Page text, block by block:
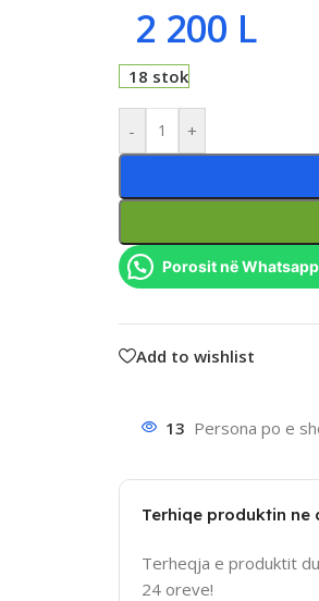
2 200 L
18 stok
- +
Porosit në
Add to wishlist
13 Persona po e
Terhiqe produktin ne
Terheqja e produktit
24 oreve!